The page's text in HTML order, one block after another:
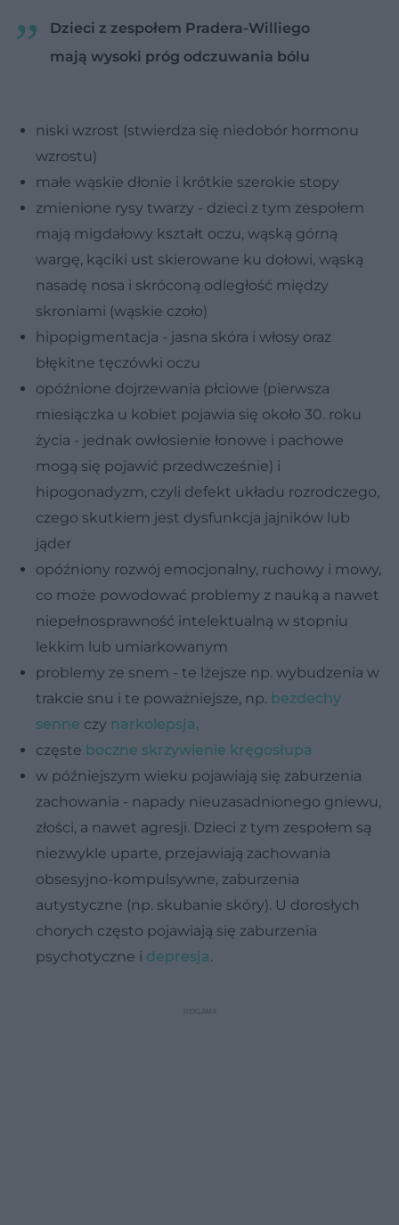
Dzieci z zespołem Pradera-Williego
mają wysoki próg odczuwania bólu
niski wzrost (stwierdza się niedobór hormonu
wzrostu)
małe wąskie dłonie i krótkie szerokie stopy
zmienione rysy twarzy - dzieci z tym zespołem
mają migdałowy kształt oczu, wąską górną
wargę, kąciki ust skierowane ku dołowi, wąską
nasadę nosa i skróconą odległość między
skroniami (wąskie czoło)
hipopigmentacja - jasna skóra i włosy oraz
błękitne tęczówki oczu
opóźnione dojrzewania płciowe (pierwsza
miesiączka u kobiet pojawia się około 30. roku
życia - jednak owłosienie łonowe i pachowe
mogą się pojawić przedwcześnie) i
hipogonadyzm, czyli defekt układu rozrodczego,
czego skutkiem jest dysfunkcja jajników lub
jąder
opóźniony rozwój emocjonalny, ruchowy i mowy,
co może powodować problemy z nauką a nawet
niepełnosprawność intelektualną w stopniu
lekkim lub umiarkowanym
problemy ze snem - te lżejsze np. wybudzenia w
trakcie snu i te poważniejsze, np. bezdechy
senne czy narkolepsja,
częste boczne skrzywienie kręgosłupa
w późniejszym wieku pojawiają się zaburzenia
zachowania - napady nieuzasadnionego gniewu,
złości, a nawet agresji. Dzieci z tym zespołem są
niezwykle uparte, przejawiają zachowania
obsesyjno-kompulsywne, zaburzenia
autystyczne (np. skubanie skóry). U dorosłych
chorych często pojawiają się zaburzenia
psychotyczne i depresja.